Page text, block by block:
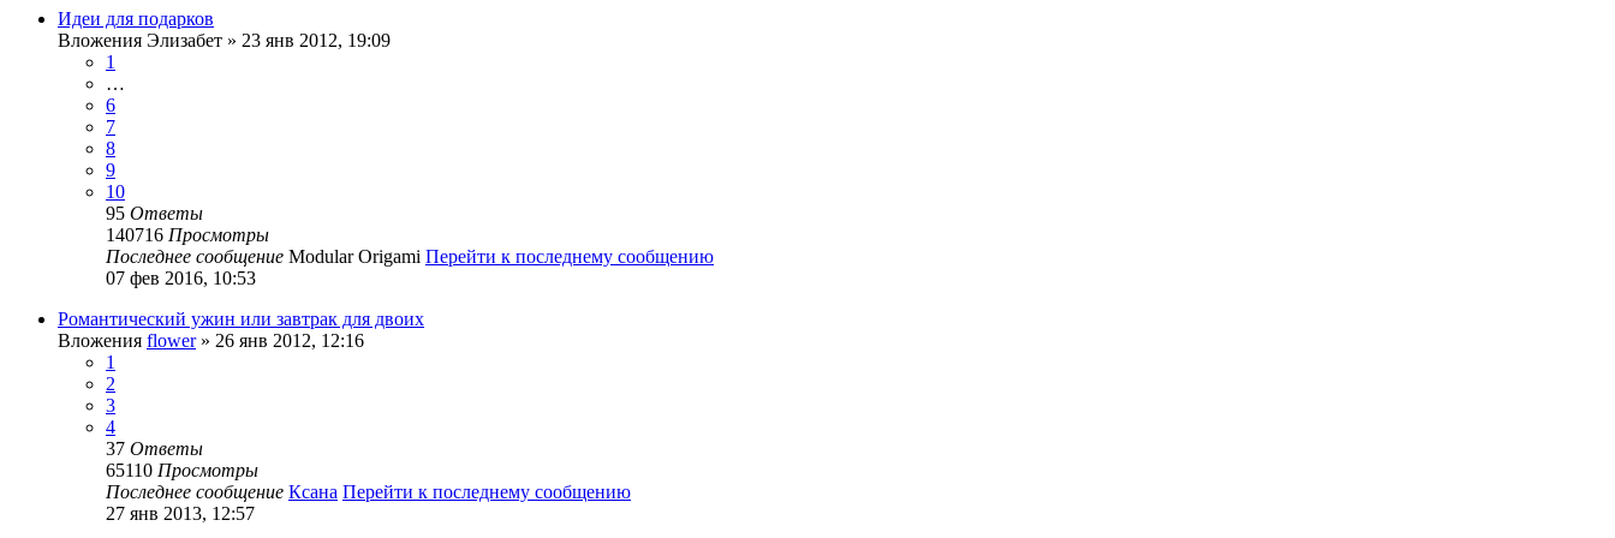
Идеи для подарков
Вложения Элизабет » 23 янв 2012, 19:09
1
…
6
7
8
9
10
95 Ответы
140716 Просмотры
Последнее сообщение Modular Origami Перейти к последнему сообщению
07 фев 2016, 10:53
Романтический ужин или завтрак для двоих
Вложения flower» 26 янв 2012, 12:16
1
2
3
4
37 Ответы
65110 Просмотры
Последнее сообщение Ксана Перейти к последнему сообщению
27 янв 2013, 12:57